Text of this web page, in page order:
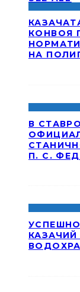
КОНВОЯ
НА
В
П. С.